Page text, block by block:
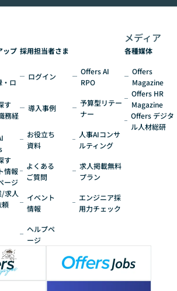
ただきたいイベントで
ップ
・ロ
す
務経
す
情報
ージ
求人
頼
採用担当者さま
ログイン
導入事例
お役立ち
資料
よくある
ご質問
イベント
情報
ヘルプペ
ージ
Offers AI
RPO
予算型リテー
ナー
人事AIコンサ
ルティング
求人掲載無料
プラン
エンジニア採
用力チェック
メディア
各種媒体
Offers
Magazine
Offers HR
Magazine
Offers デジタ
ル人材総研